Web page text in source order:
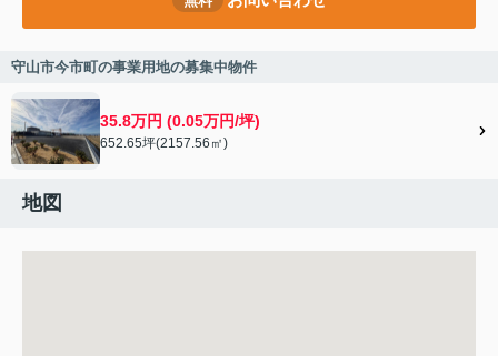
守山市今市町の事業用地の募集中物件
35.8万円 (0.05万円/坪)
652.65坪(2157.56㎡)
地図